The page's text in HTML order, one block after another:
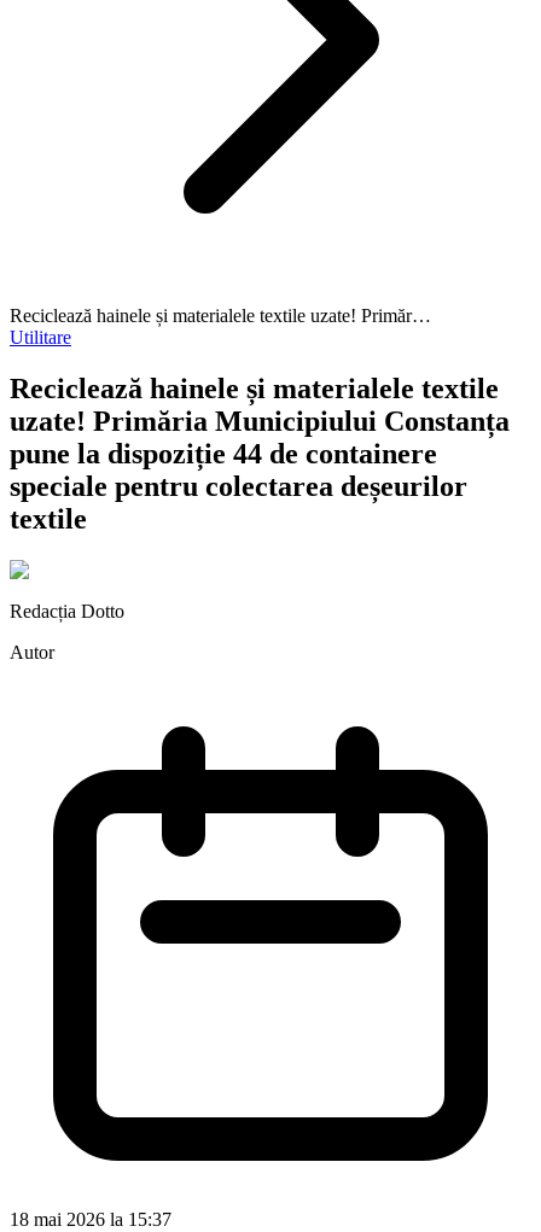
Reciclează hainele și materialele textile uzate! Primăr…
Utilitare
Reciclează hainele și materialele textile
uzate! Primăria Municipiului Constanța
pune la dispoziție 44 de containere
speciale pentru colectarea deșeurilor
textile
Redacția Dotto
Autor
18 mai 2026 la 15:37